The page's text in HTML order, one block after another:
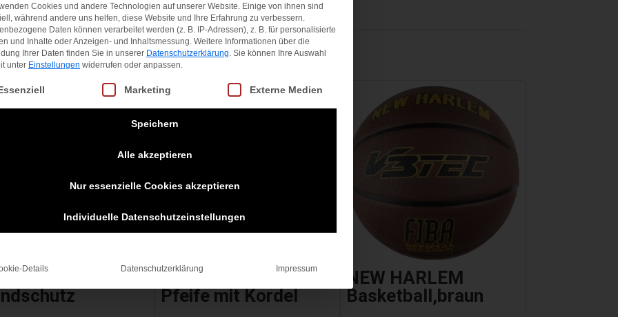
DOUBLE
PROFESSIONAL
Pfeife mit Kordel
NEW HARLEM
Basketball,braun
Cookies und andere Technologien auf unserer Website. Einige von ihnen sind
während andere uns helfen, diese Website und Ihre Erfahrung zu verbessern.
Daten können verarbeitet werden (z. B. IP-Adressen), z. B. für personalisierte
und Inhalte oder Anzeigen- und Inhaltsmessung. Weitere Informationen über die
Ihrer Daten finden Sie in unserer Datenschutzerklärung. Sie können Ihre Auswahl
unter Einstellungen widerrufen oder anpassen.
eine Liste der Service-Gruppen, für die eine Einwilligung erteilt werden kann. Die erste Service-Gruppe ist essenziell und kann nicht
Marketing Externe Medien
Speichern
Alle akzeptieren
Nur essenzielle Cookies akzeptieren
Individuelle Datenschutzeinstellungen
Details Datenschutzerklärung Impressum